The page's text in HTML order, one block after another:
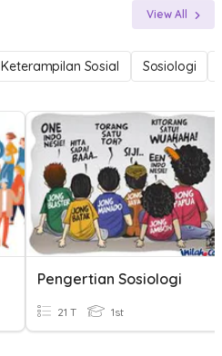
View All
Keterampilan Sosial Sosiologi
Pengertian Sosiologi
21 T 1st